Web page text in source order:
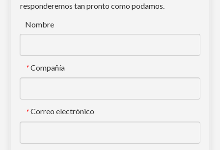
responderemos tan pronto como podamos.
Nombre
* Compañía
* Correo electrónico